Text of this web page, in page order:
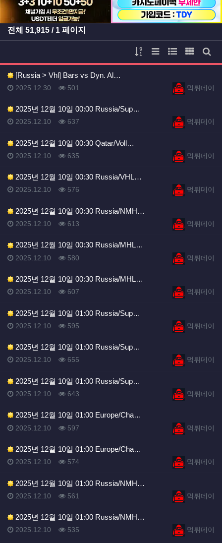
등록일 등록일
전체 51,915 / 1 페이지
게시물 정렬
리스트 스타일
웹진 스타일
갤러리
게
[Russia > Vhl] Bars vs Dyn. Al…
등록자먹튀데이
등록일
2025.12.30 조회
501
2025년 12월 10일 00:00 Russia/Sup…
등록자먹튀데이
등록일
2025.12.10 조회
637
2025년 12월 10일 00:30 Qatar/Voll…
등록자먹튀데이
등록일
2025.12.10 조회
635
2025년 12월 10일 00:30 Russia/VHL…
등록자먹튀데이
등록일
2025.12.10 조회
576
2025년 12월 10일 00:30 Russia/NMH…
등록자먹튀데이
등록일
2025.12.10 조회
613
2025년 12월 10일 00:30 Russia/MHL…
등록자먹튀데이
등록일
2025.12.10 조회
580
2025년 12월 10일 00:30 Russia/MHL…
등록자먹튀데이
등록일
2025.12.10 조회
607
2025년 12월 10일 01:00 Russia/Sup…
등록자먹튀데이
등록일
2025.12.10 조회
595
2025년 12월 10일 01:00 Russia/Sup…
등록자먹튀데이
등록일
2025.12.10 조회
655
2025년 12월 10일 01:00 Russia/Sup…
등록자먹튀데이
등록일
2025.12.10 조회
643
2025년 12월 10일 01:00 Europe/Cha…
등록자먹튀데이
등록일
2025.12.10 조회
597
2025년 12월 10일 01:00 Europe/Cha…
등록자먹튀데이
등록일
2025.12.10 조회
574
2025년 12월 10일 01:00 Russia/NMH…
등록자먹튀데이
등록일
2025.12.10 조회
561
2025년 12월 10일 01:00 Russia/NMH…
등록자먹튀데이
등록일
2025.12.10 조회
535